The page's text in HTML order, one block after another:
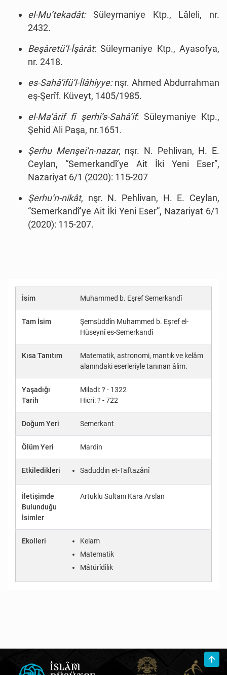
el-Mu‘tekadât: Süleymaniye Ktp., Lâleli, nr.
2432.
Beşâretü’l-İşârât: Süleymaniye Ktp., Ayasofya,
nr. 2418.
es-Sahâ‘ifü’l-İlâhiyye:nşr. Ahmed Abdurrahman
eş-Şerîf. Küveyt, 1405/1985.
el-Ma‘ârif fî şerhi’s-Sahâ‘if: Süleymaniye Ktp.,
Şehid Ali Paşa, nr.1651.
Şerhu Menşei’n-nazar, nşr. N. Pehlivan, H. E.
Ceylan, “Semerkandî’ye Ait İki Yeni Eser”,
Nazariyat 6/1 (2020): 115-207
Şerhu’n-nikât, nşr. N. Pehlivan, H. E. Ceylan,
“Semerkandî’ye Ait İki Yeni Eser”, Nazariyat 6/1
(2020): 115-207.
İsim Muhammed b. Eşref Semerkandî
Tam İsim
Şemsüddîn Muhammed b. Eşref el-
Hüseynî es-Semerkandî
Kısa Tanıtım
Matematik, astronomi, mantık ve kelâm
alanındaki eserleriyle tanınan âlim.
Yaşadığı
Tarih
Miladi: ? - 1322
Hicri: ? - 722
Doğum Yeri Semerkant
Ölüm Yeri Mardin
Etkiledikleri Saduddin et-Taftazânî
İletişimde
Bulunduğu
İsimler
Artuklu Sultanı Kara Arslan
Ekolleri
Kelam
Matematik
Mâtürîdîlik